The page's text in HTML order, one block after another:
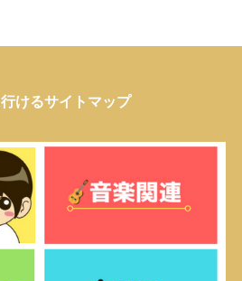
けるサイトマップ